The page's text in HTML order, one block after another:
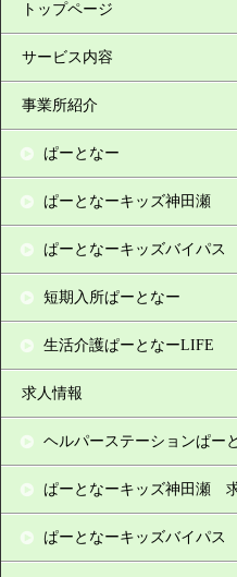
トップページ
サービス内容
事業所紹介
ぱーとなー
ぱーとなーキッズ神田瀬
ぱーとなーキッズバイパス
短期入所ぱーとなー
生活介護ぱーとなーLIFE
求人情報
ヘルパーステーションぱー
ぱーとなーキッズ神田瀬
ぱーとなーキッズバイパス